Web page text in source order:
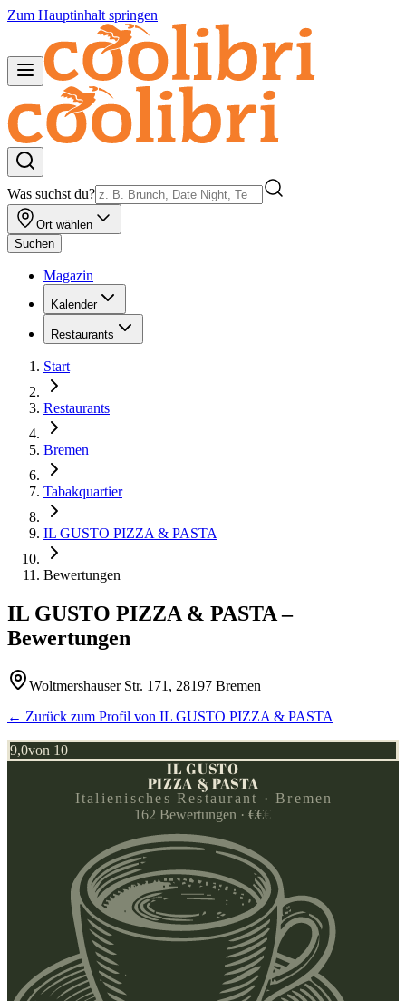
Zum Hauptinhalt springen
Was suchst du?
Ort wählen
Suchen
Magazin
Kalender
Restaurants
Start
Restaurants
Bremen
Tabakquartier
IL GUSTO PIZZA & PASTA
Bewertungen
IL GUSTO PIZZA & PASTA –
Bewertungen
Woltmershauser Str. 171, 28197 Bremen
← Zurück zum Profil von IL GUSTO PIZZA & PASTA
9,0von 10
IL GUSTO
PIZZA & PASTA
Italienisches Restaurant · Bremen
162 Bewertungen ·€€€